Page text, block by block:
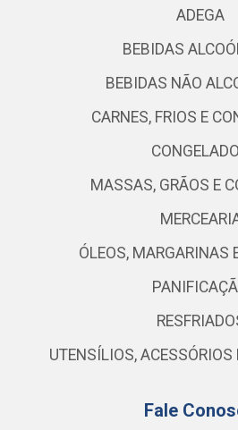
ADEGA
BEBIDAS
BEBIDAS NÃO
CARNES, FRIOS E
MASSAS, GRÃOS E
ÓLEOS, MARGARINAS
UTENSÍLIOS, ACESSÓRIOS
Fale